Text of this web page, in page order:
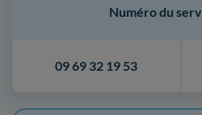
09 69 32 19 53
Numéro du